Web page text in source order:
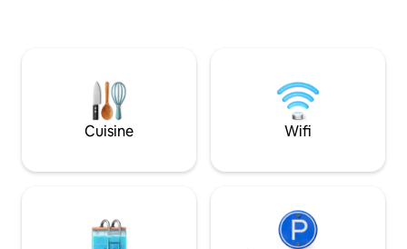
entouré par la
panoramique sur la vallée.
à 20 m, gratuit.
Cuisine Wifi